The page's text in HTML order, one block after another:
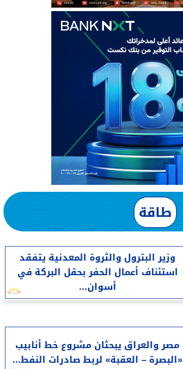
طاقة
وزير البترول والثروة المعدنية يتفقد
استئناف أعمال الحفر بحقل البركة في
أسوان...
مصر والعراق يبحثان مشروع خط أنابيب
«البصرة – العقبة» لربط صادرات النفط...